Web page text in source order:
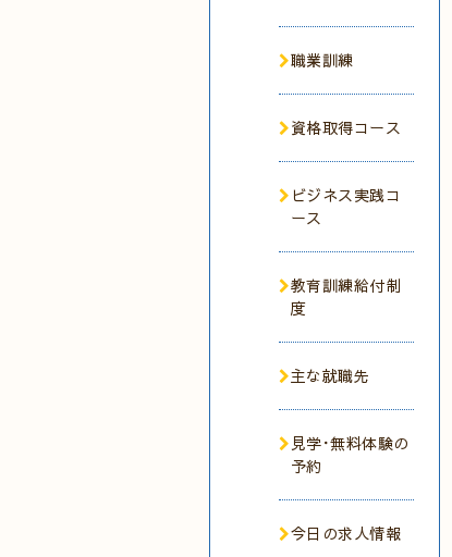
職業訓練
資格取得コース
ビジネス実践コ
ース
教育訓練給付制
度
主な就職先
見学･無料体験の
予約
今日の求人情報